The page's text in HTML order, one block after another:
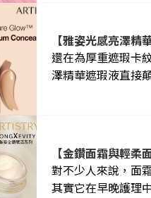
【雅姿光感亮澤精
還在為厚重遮瑕卡
澤精華遮瑕液直接
【金鑽面霜與輕
對不少人來說，面
其實它在早晚護理